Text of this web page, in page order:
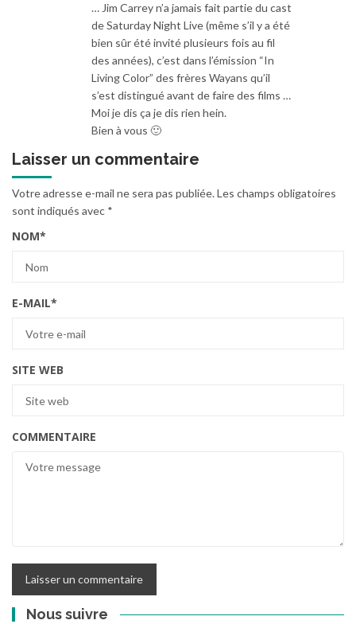
… Jim Carrey n’a jamais fait partie du cast
de Saturday Night Live (même s’il y a été
bien sûr été invité plusieurs fois au fil
des années), c’est dans l’émission “In
Living Color” des frères Wayans qu’il
s’est distingué avant de faire des films …
Moi je dis ça je dis rien hein.
Bien à vous 🙂
Laisser un commentaire
Votre adresse e-mail ne sera pas publiée.Les champs obligatoires
sont indiqués avec *
NOM*
E-MAIL*
SITE WEB
COMMENTAIRE
Nous suivre